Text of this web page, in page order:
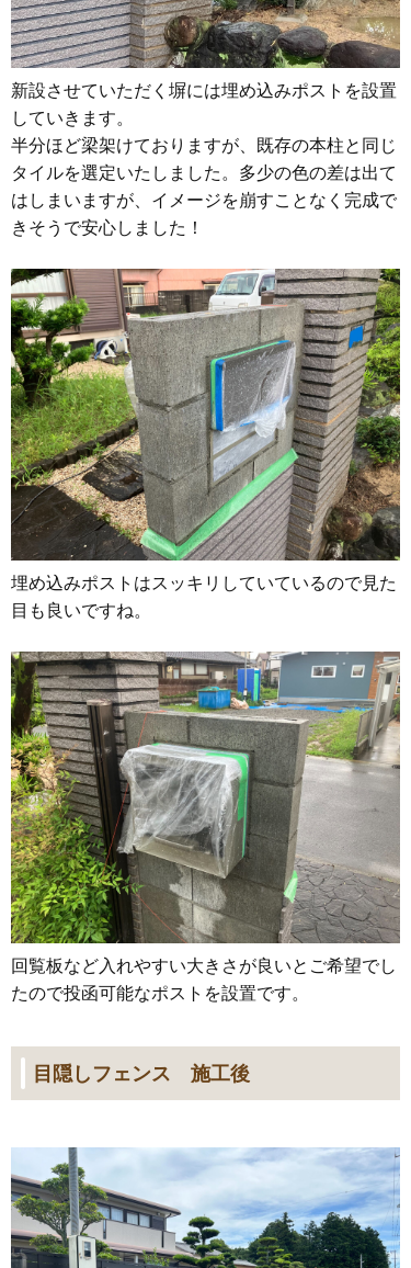
新設させていただく塀には埋め込みポストを設置
していきます。
半分ほど梁架けておりますが、既存の本柱と同じ
タイルを選定いたしました。多少の色の差は出て
はしまいますが、イメージを崩すことなく完成で
きそうで安心しました！
埋め込みポストはスッキリしていているので見た
目も良いですね。
回覧板など入れやすい大きさが良いとご希望でし
たので投函可能なポストを設置です。
目隠しフェンス 施工後